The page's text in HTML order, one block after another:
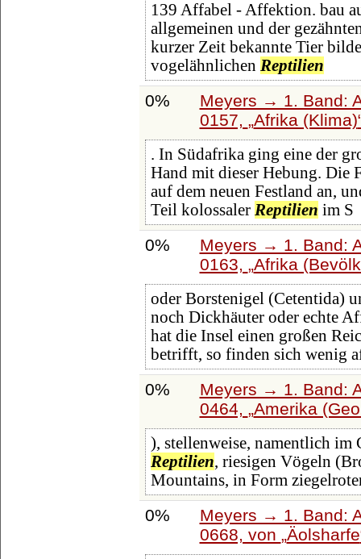
139 Affabel - Affektion. bau
allgemeinen und der
kurzer Zeit bekannte Tier
vogelähnlichen Reptilien
0%
Meyers → 1. Band:
0157,
Afrika (Klima)
. In Südafrika ging eine der
Hand mit dieser Hebung. Die
auf dem neuen Festland an,
Teil kolossaler Reptilien im S
0%
Meyers → 1. Band:
0163,
Afrika
oder Borstenigel (Cetentida)
noch Dickhäuter oder echte
hat die Insel einen großen
betrifft, so finden sich wenig
0%
Meyers → 1. Band:
0464,
Amerika
), stellenweise, namentlich im
Reptilien, riesigen Vögeln
Mountains, in Form
0%
Meyers → 1. Band:
0668, von Äolsharfe